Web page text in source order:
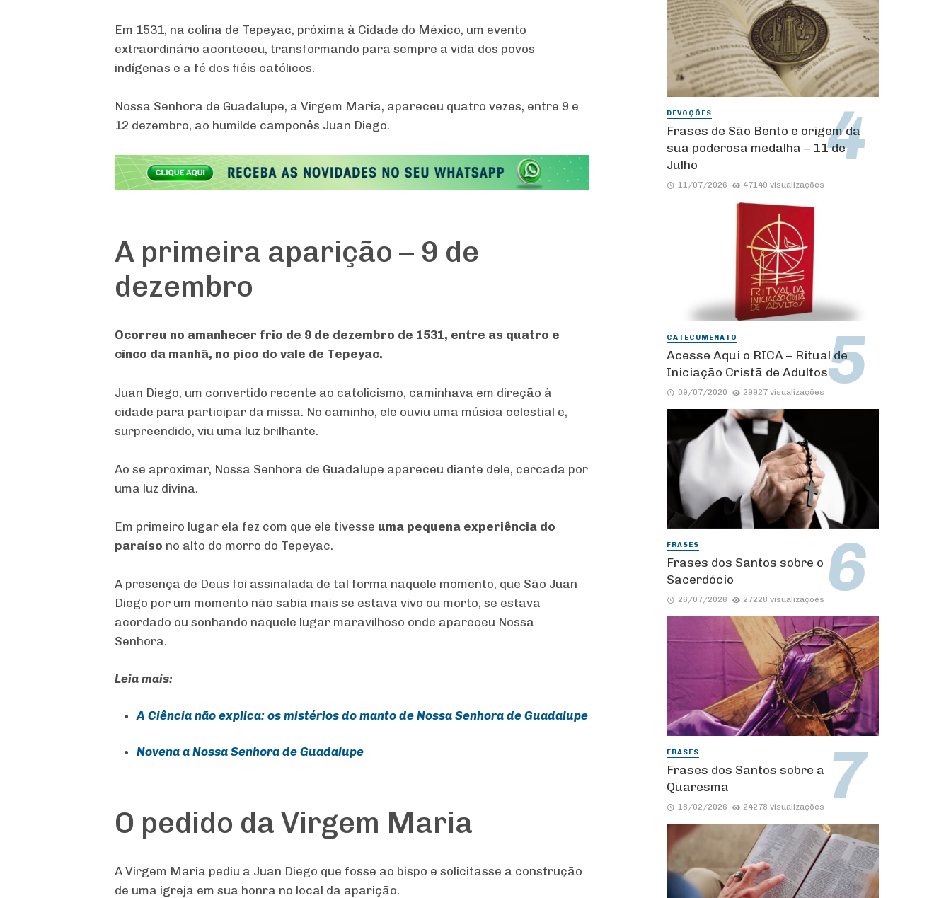
Em 1531, na colina de Tepeyac, próxima à Cidade do México, um evento
extraordinário aconteceu, transformando para sempre a vida dos povos
indígenas e a fé dos fiéis católicos.
Nossa Senhora de Guadalupe, a Virgem Maria, apareceu quatro vezes, entre 9 e
12 dezembro, ao humilde camponês Juan Diego.
A primeira aparição – 9 de
dezembro
Ocorreu no amanhecer frio de 9 de dezembro de 1531, entre as quatro e
cinco da manhã, no pico do vale de Tepeyac.
Juan Diego, um convertido recente ao catolicismo, caminhava em direção à
cidade para participar da missa. No caminho, ele ouviu uma música celestial e,
surpreendido, viu uma luz brilhante.
Ao se aproximar, Nossa Senhora de Guadalupe apareceu diante dele, cercada por
uma luz divina.
Em primeiro lugar ela fez com que ele tivesse uma pequena experiência do
paraíso no alto do morro do Tepeyac.
A presença de Deus foi assinalada de tal forma naquele momento, que São Juan
Diego por um momento não sabia mais se estava vivo ou morto, se estava
acordado ou sonhando naquele lugar maravilhoso onde apareceu Nossa
Senhora.
Leia mais:
A Ciência não explica: os mistérios do manto de Nossa Senhora de Guadalupe
Novena a Nossa Senhora de Guadalupe
O pedido da Virgem Maria
A Virgem Maria pediu a Juan Diego que fosse ao bispo e solicitasse a construção
de uma igreja em sua honra no local da aparição.
DEVOÇÕES
Frases de São Bento e origem da
sua poderosa medalha – 11 de
Julho
11/07/2026 47149 visualizações
CATECUMENATO
Acesse Aqui o RICA – Ritual de
Iniciação Cristã de Adultos
09/07/2020 29927 visualizações
FRASES
Frases dos Santos sobre o
Sacerdócio
26/07/2026 27228 visualizações
FRASES
Frases dos Santos sobre a
Quaresma
18/02/2026 24278 visualizações